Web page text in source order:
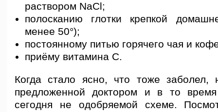
раствором NaCl;
полосканию глотки крепкой
менее 50°);
постоянному питью горячего чая и
приёму витамина C.
Когда стало ясно, что тоже заболел,
предложенной доктором и в то
сегодня не одобряемой схеме.